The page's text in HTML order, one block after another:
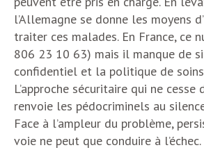
l’Allemagne se donne les moyens
traiter ces malades. En France, ce
806 23 10 63) mais il manque de
confidentiel et la politique de
L’approche sécuritaire qui ne cesse
renvoie les pédocriminels au
Face à l’ampleur du problème,
voie ne peut que conduire à l’échec.